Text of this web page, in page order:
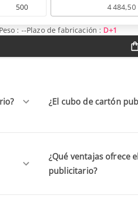
500 4 484,50
Peso : --Plazo de fabricación : D+1
¿El cubo de cartón
¿Qué ventajas ofrece
publicitario?